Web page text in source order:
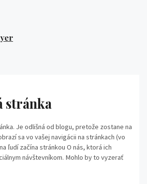
stránka
Je odlišná od blogu, pretože zostane na
sa vo vašej navigácii na stránkach (vo
ľudí začína stránkou O nás, ktorá ich
návštevníkom. Mohlo by to vyzerať